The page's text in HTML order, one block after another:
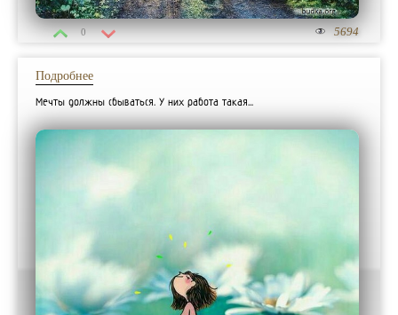
5694
0
Подробнее
Мечты должны сбываться. У них работа такая...